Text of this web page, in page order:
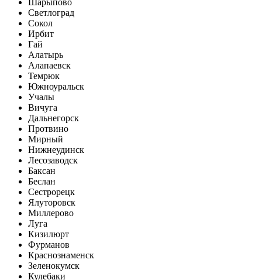
Шарыпово
Светлоград
Сокол
Ирбит
Гай
Алатырь
Алапаевск
Темрюк
Южноуральск
Учалы
Вичуга
Дальнегорск
Протвино
Мирный
Нижнеудинск
Лесозаводск
Баксан
Беслан
Сестрорецк
Ялуторовск
Миллерово
Луга
Кизилюрт
Фурманов
Краснознаменск
Зеленокумск
Кулебаки